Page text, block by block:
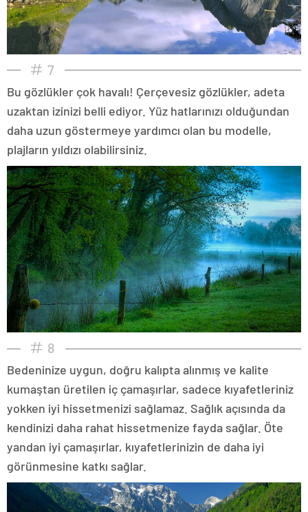
7
Bu gözlükler çok havalı! Çerçevesiz gözlükler, adeta
uzaktan izinizi belli ediyor. Yüz hatlarınızı olduğundan
daha uzun göstermeye yardımcı olan bu modelle,
plajların yıldızı olabilirsiniz.
8
Bedeninize uygun, doğru kalıpta alınmış ve kalite
kumaştan üretilen iç çamaşırlar, sadece kıyafetleriniz
yokken iyi hissetmenizi sağlamaz. Sağlık açısında da
kendinizi daha rahat hissetmenize fayda sağlar. Öte
yandan iyi çamaşırlar, kıyafetlerinizin de daha iyi
görünmesine katkı sağlar.